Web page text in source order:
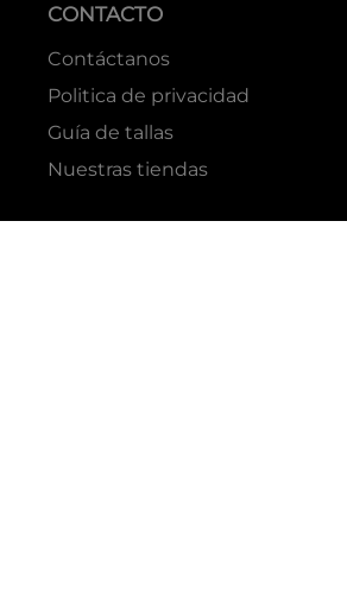
CONTACTO
Contáctanos
Politica de privacidad
Guía de tallas
Nuestras tiendas